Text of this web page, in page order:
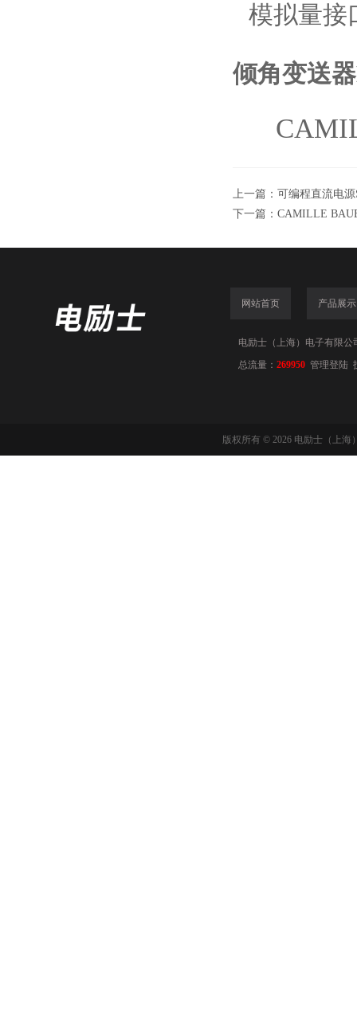
模拟量接
倾角变送
上一篇： 可编程直流电
下一篇： CAMILLE
网站首页 产品展示
电励士（上海）电子有限公
总流量： 269950 管理登陆
版权所有 © 2026 电励士（上